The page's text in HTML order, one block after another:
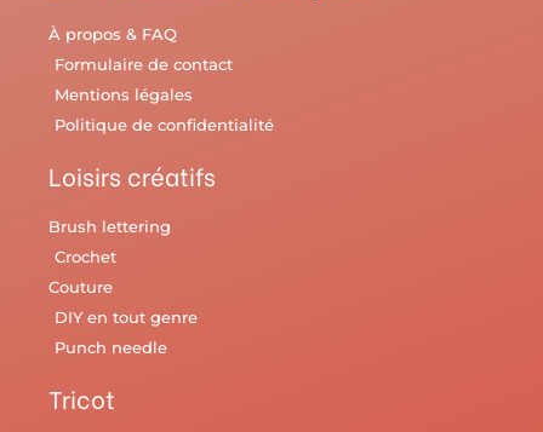
À propos & FAQ
Formulaire de contact
Mentions légales
Politique de confidentialité
Loisirs créatifs
Brush lettering
Crochet
Couture
DIY en tout genre
Punch needle
Tricot